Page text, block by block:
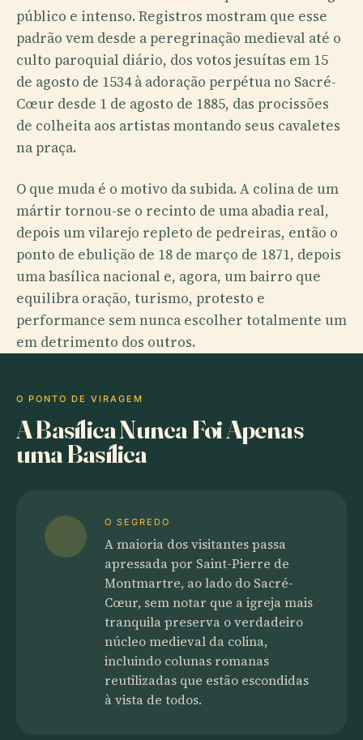
público e intenso. Registros mostram que esse
padrão vem desde a peregrinação medieval até o
culto paroquial diário, dos votos jesuítas em 15
de agosto de 1534 à adoração perpétua no Sacré-
Cœur desde 1 de agosto de 1885, das procissões
de colheita aos artistas montando seus cavaletes
na praça.
O que muda é o motivo da subida. A colina de um
mártir tornou-se o recinto de uma abadia real,
depois um vilarejo repleto de pedreiras, então o
ponto de ebulição de 18 de março de 1871, depois
uma basílica nacional e, agora, um bairro que
equilibra oração, turismo, protesto e
performance sem nunca escolher totalmente um
em detrimento dos outros.
O PONTO DE VIRAGEM
A Basílica Nunca Foi Apenas
uma Basílica
O SEGREDO
A maioria dos visitantes passa
apressada por Saint-Pierre de
Montmartre, ao lado do Sacré-
Cœur, sem notar que a igreja mais
tranquila preserva o verdadeiro
núcleo medieval da colina,
incluindo colunas romanas
reutilizadas que estão escondidas
à vista de todos.